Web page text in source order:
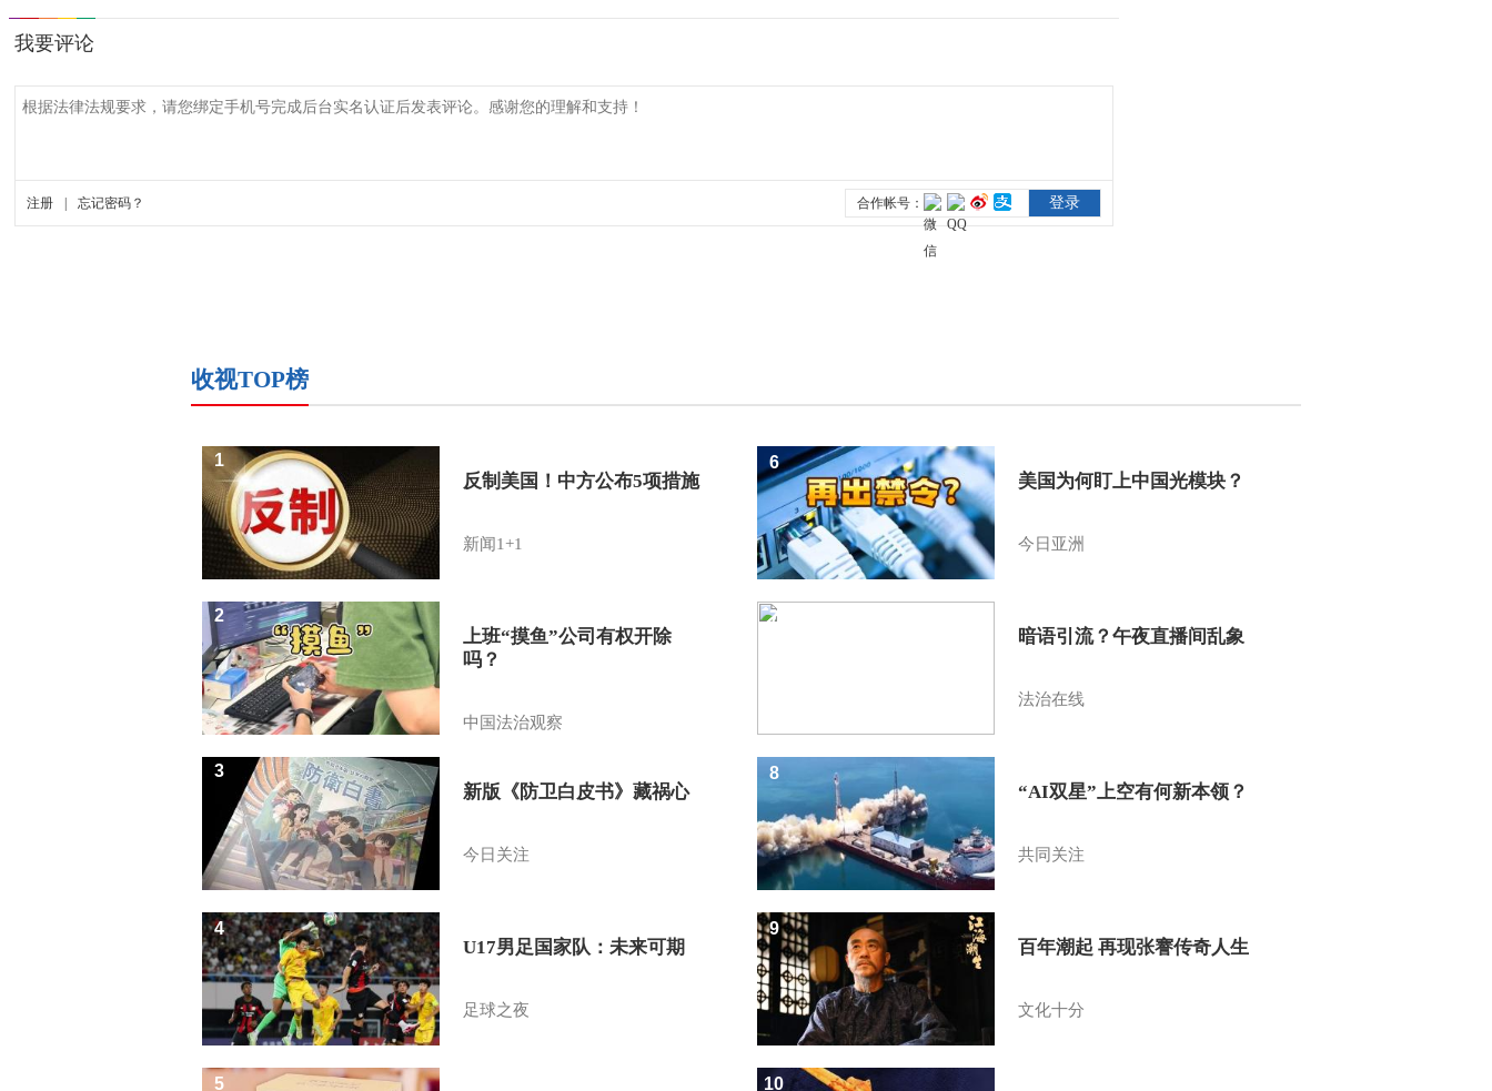
收视TOP榜
反制美国！中方公布5项措施
新闻1+1
1
上班“摸鱼”公司有权开除
吗？
中国法治观察
2
新版《防卫白皮书》藏祸心
今日关注
3
U17男足国家队：未来可期
足球之夜
4
5
美国为何盯上中国光模块？
今日亚洲
6
暗语引流？午夜直播间乱象
法治在线
7
“AI双星”上空有何新本领？
共同关注
8
百年潮起 再现张謇传奇人生
文化十分
9
10